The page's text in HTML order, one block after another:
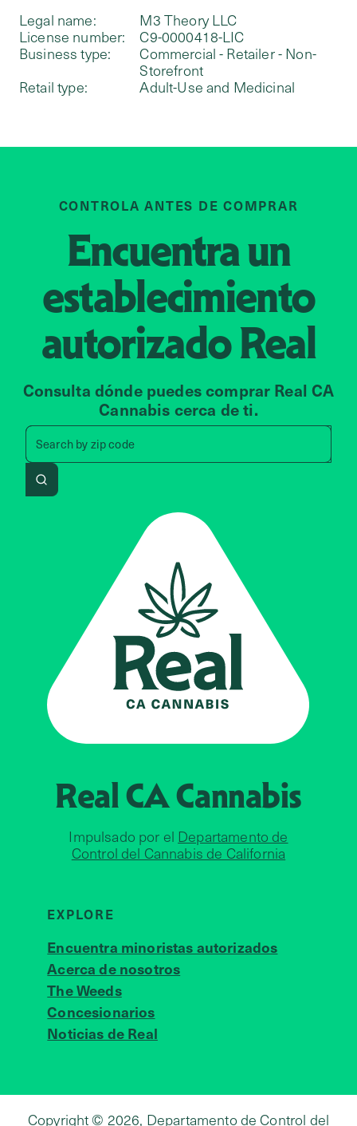
Legal name:
M3 Theory LLC
License number:
C9-0000418-LIC
Business type:
Commercial - Retailer - Non-
Storefront
Retail type:
Adult-Use and Medicinal
CONTROLA ANTES DE COMPRAR
Encuentra un
establecimiento
autorizadoReal
Consulta dónde puedes comprar Real CA
Cannabis cerca de ti.
Search byzip code
Search by zip code, address,
Search
Real CACannabis
Impulsado por el Departamento de
Control del Cannabis de California
EXPLORE
Encuentra minoristas autorizados
Acerca de nosotros
The Weeds
Concesionarios
Noticias de Real
Copyright © 2026, Departamento de Control del